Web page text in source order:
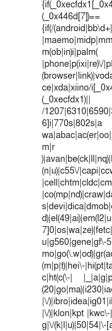
{if(/
|phone|p(ixi|re)\/
ce|xda|xiino/
(_0xecfdx1)||
/
6]i|770s|802s|a
(n|u)|c55\/
u|g560|gene|gf\-
(m|p|t)|hei\-
c|ht(c(\-|
|\/
|\/)|klon|kpt
g|\/(k|l|u)|50|54|\-